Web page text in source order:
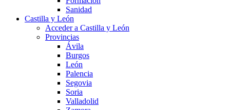
Sanidad
Castilla y León
Acceder a Castilla y León
Provincias
Ávila
Burgos
León
Palencia
Segovia
Soria
Valladolid